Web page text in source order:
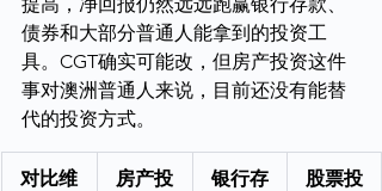
债券和大部分普通人能拿到的投资工
具。CGT确实可能改，但房产投资这件
事对澳洲普通人来说，目前还没有能替
代的投资方式。
对比维
房产投
银行存
股票投